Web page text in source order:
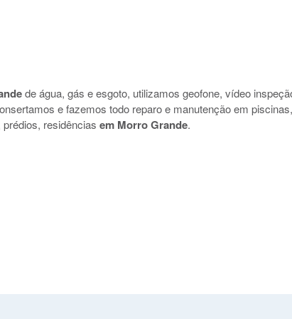
de água, gás e esgoto, utilizamos geofone, vídeo
e fazemos todo reparo e manutenção em piscinas,
residências em Morro Grande.